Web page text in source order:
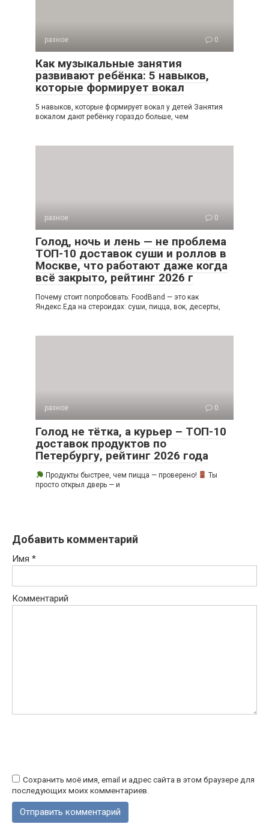
разное 0
Как музыкальные занятия
развивают ребёнка: 5 навыков,
которые формирует вокал
5 навыков, которые формирует вокал у детей Занятия
вокалом дают ребёнку гораздо больше, чем
разное 0
Голод, ночь и лень — не проблема
ТОП-10 доставок суши и роллов в
Москве, что работают даже когда
всё закрыто, рейтинг 2026 г
Почему стоит попробовать: FoodBand — это как
Яндекс.Еда на стероидах: суши, пицца, вок, десерты,
разное 0
Голод не тётка, а курьер – ТОП-10
доставок продуктов по
Петербургу, рейтинг 2026 года
Продукты быстрее, чем пицца — проверено!
Ты
просто открыл дверь — и
Добавить комментарий
Имя *
Комментарий
Сохранить моё имя, email и адрес сайта в этом браузере для
последующих моих комментариев.